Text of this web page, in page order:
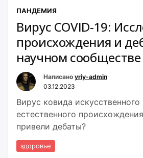
ПАНДЕМИЯ
Вирус COVID-19:
происхождения и
научном сообществе
Написано yriy-admin
03.12.2023
Вирус ковида искусственного
естественного
привели дебаты?
здоровье